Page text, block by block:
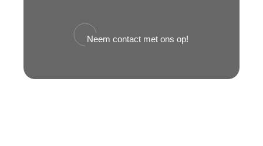
Neem contact met ons op!